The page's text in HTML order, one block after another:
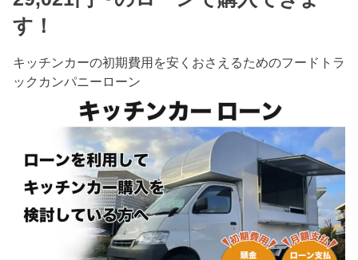
す！
キッチンカーの初期費用を安くおさえるためのフードトラ
ックカンパニーローン